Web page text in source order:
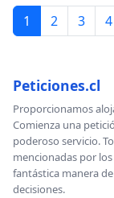
1 2 3 4
Peticiones.cl
Proporcionamos
Comienza una
poderoso servicio.
mencionadas por
fantástica manera
decisiones.